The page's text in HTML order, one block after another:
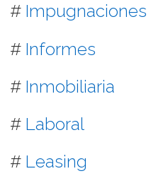
# Impugnaciones
# Informes
# Inmobiliaria
# Laboral
# Leasing